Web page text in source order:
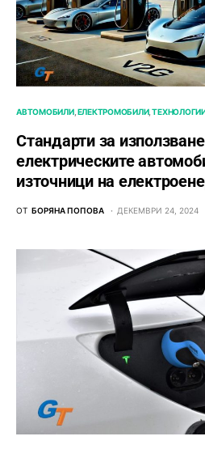
АВТОМОБИЛИ ЕЛЕКТРОМОБИЛИ
Стандарти за
електрическите
източници на
ОТ БОРЯНА ПОПОВА ДЕКЕМВРИ 24, 2024